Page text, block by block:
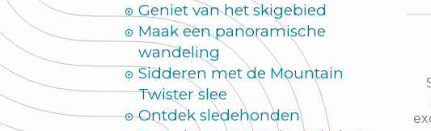
Geniet van het skigebied
Maak een panoramische
wandeling
Sidderen met de Mountain
Twister slee
Ontdek sledehonden